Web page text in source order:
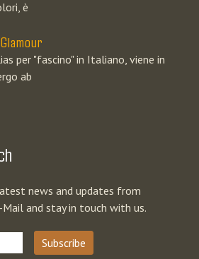
è
per "fascino" in Italiano, viene in
ab
news and updates from
and stay in touch with us.